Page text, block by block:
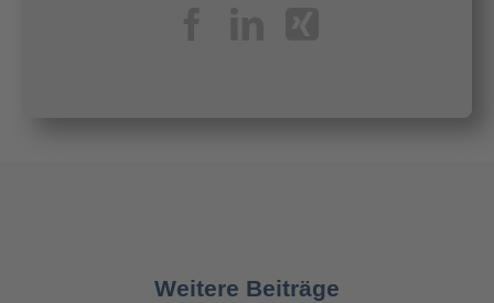
Weitere Beiträge